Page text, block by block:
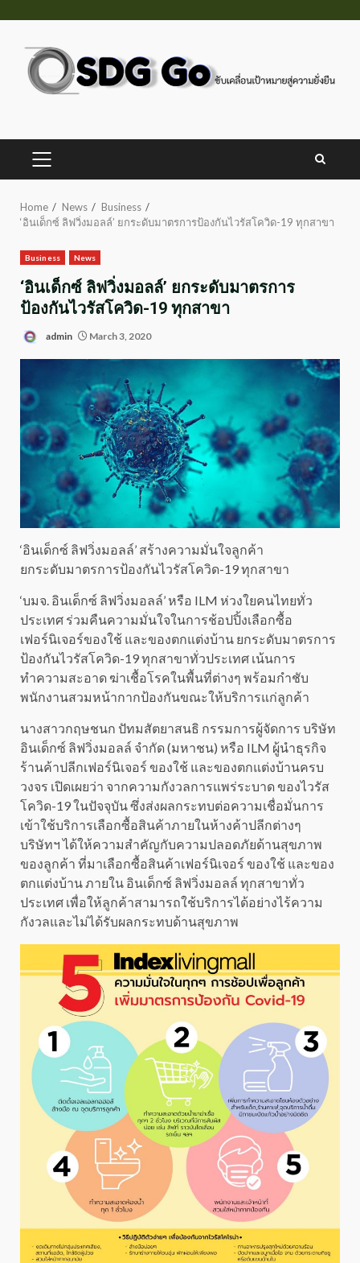
content
PRIMARY
Home News
Business
‘อินเด็กซ์ ลิฟวิ่งมอลล์’ ยกระดับมาตรการป้องกันไวรัสโควิด-19 ทุกสาขา
Business News
‘อินเด็กซ์ ลิฟวิ่งมอลล์’ ยกระดับมาตรการ
ป้องกันไวรัสโควิด-19 ทุกสาขา
admin March 3, 2020
‘อินเด็กซ์ ลิฟวิ่งมอลล์’ สร้างความมั่นใจลูกค้า
ยกระดับมาตรการป้องกันไวรัสโควิด-19 ทุกสาขา
‘บมจ. อินเด็กซ์ ลิฟวิ่งมอลล์’ หรือ ILM ห่วงใยคนไทยทั่ว
ประเทศ ร่วมคืนความมั่นใจในการช้อปปิ้งเลือกซื้อ
เฟอร์นิเจอร์ของใช้ และของตกแต่งบ้าน ยกระดับมาตรการ
ป้องกันไวรัสโควิด-19 ทุกสาขาทั่วประเทศ เน้นการ
ทำความสะอาด ฆ่าเชื้อโรคในพื้นที่ต่างๆ พร้อมกำชับ
พนักงานสวมหน้ากากป้องกันขณะให้บริการแก่ลูกค้า
นางสาวกฤษชนก ปัทมสัตยาสนธิ กรรมการผู้จัดการ บริษัท
อินเด็กซ์ ลิฟวิ่งมอลล์ จำกัด (มหาชน) หรือ ILM ผู้นำธุรกิจ
ร้านค้าปลีกเฟอร์นิเจอร์ ของใช้ และของตกแต่งบ้านครบ
วงจร เปิดเผยว่า จากความกังวลการแพร่ระบาด ของไวรัส
โควิด-19 ในปัจจุบัน ซึ่งส่งผลกระทบต่อความเชื่อมั่นการ
เข้าใช้บริการเลือกซื้อสินค้าภายในห้างค้าปลีกต่างๆ
บริษัทฯ ได้ให้ความสำคัญกับความปลอดภัยด้านสุขภาพ
ของลูกค้า ที่มาเลือกซื้อสินค้าเฟอร์นิเจอร์ ของใช้ และของ
ตกแต่งบ้าน ภายใน อินเด็กซ์ ลิฟวิ่งมอลล์ ทุกสาขาทั่ว
ประเทศ เพื่อให้ลูกค้าสามารถใช้บริการได้อย่างไร้ความ
กังวลและไม่ได้รับผลกระทบด้านสุขภาพ